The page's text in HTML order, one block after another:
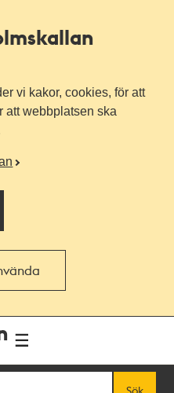
vi kakor, cookies, för att
att webbplatsen ska
Sök